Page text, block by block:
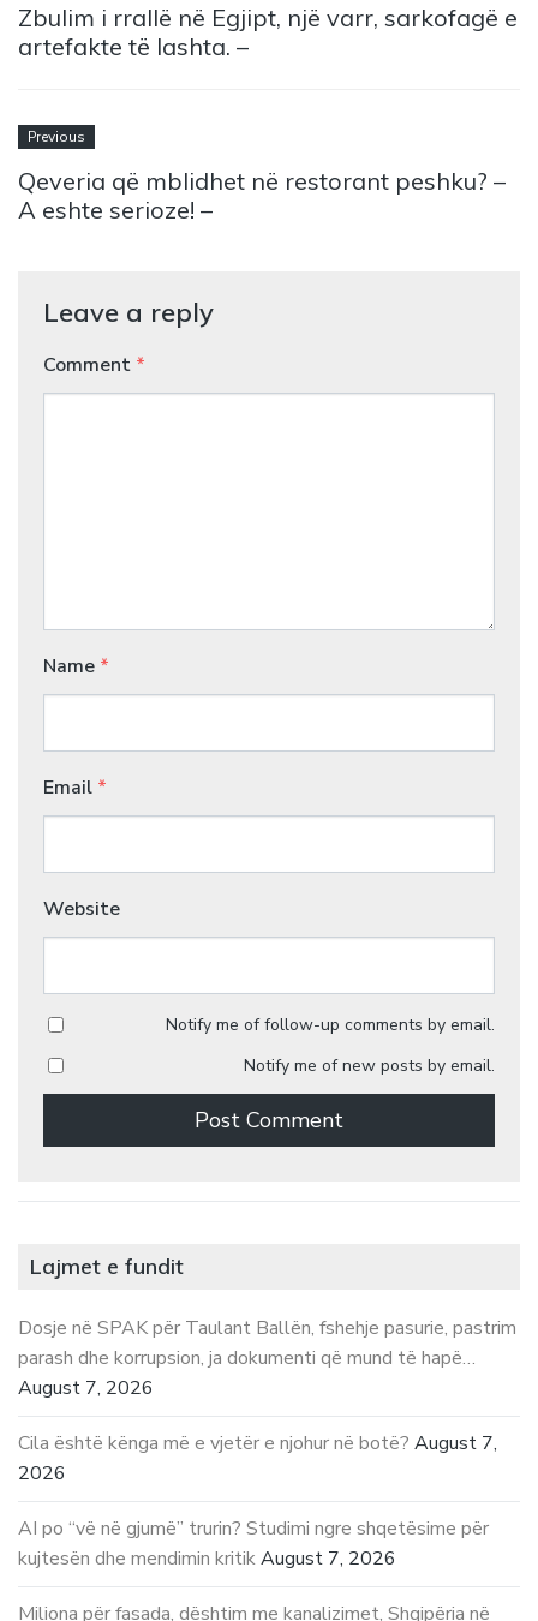
Zbulim i rrallë në Egjipt, një varr, sarkofagë e
artefakte të lashta. –
Previous
Qeveria që mblidhet në restorant peshku? –
A eshte serioze! –
Leave a reply
Comment *
Name *
Email *
Website
Notify me of follow-up comments by email.
Notify me of new posts by email.
Lajmet e fundit
Dosje në SPAK për Taulant Ballën, fshehje pasurie, pastrim
parash dhe korrupsion, ja dokumenti që mund të hapë…
August 7, 2026
Cila është kënga më e vjetër e njohur në botë? August 7,
2026
AI po “vë në gjumë” trurin? Studimi ngre shqetësime për
kujtesën dhe mendimin kritikAugust 7, 2026
Miliona për fasada, dështim me kanalizimet, Shqipëria në